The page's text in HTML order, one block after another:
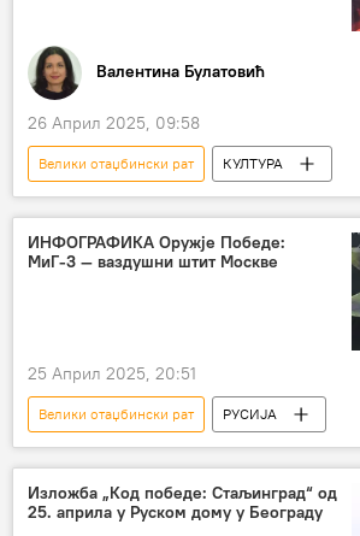
Валентина Булатовић
26 Април 2025, 09:58
Велики отаџбински рат
КУЛТУРА
Култура
Култура – вести
Ослобођење Београда
Стаљинградска битка
Битка за Берлин
ИНФОГРАФИКА Оружје Победе:
МиГ-3 — ваздушни штит Москве
25 Април 2025, 20:51
Велики отаџбински рат
РУСИЈА
Русија – друштво
Русија – политика
Русија
Русија – војска и наоружање
Дан победе
Инфографика
Изложба „Код победе: Стаљинград“ од
25. априла у Руском дому у Београду